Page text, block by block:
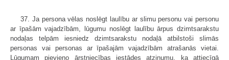
37. Ja persona vēlas noslēgt laulību ar slimu personu vai personu
ar īpašām vajadzībām, lūgumu noslēgt laulību ārpus dzimtsarakstu
nodaļas telpām iesniedz dzimtsarakstu nodaļā atbilstoši slimās
personas vai personas ar īpašajām vajadzībām atrašanās vietai.
Lūgumam pievieno ārstniecības iestādes atzinumu, ka attiecīgā